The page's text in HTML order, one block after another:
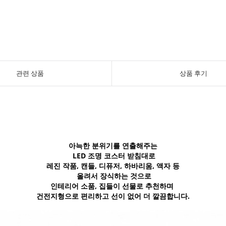
관련 상품 상품 후기
아늑한 분위기를 연출해주는
LED 조명 코스터 받침대로
레진 작품, 캔들, 디퓨저, 하바리움, 액자 등
올려서 장식하는 것으로
인테리어 소품, 집들이 선물로 추천하며
건전지형으로 편리하고 선이 없어 더 깔끔합니다.